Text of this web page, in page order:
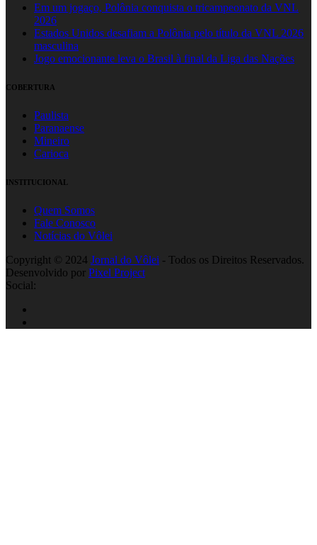
Em um jogaço, Polônia conquista o tricampeonato da VNL
2026
Estados Unidos desafiam a Polônia pelo título da VNL 2026
masculina
Jogo emocionante leva o Brasil à final da Liga das Nações
COBERTURA
Paulista
Paranaense
Mineiro
Carioca
INSTITUCIONAL
Quem Somos
Fale Conosco
Notícias do Vôlei
Copyright © 2024 Jornal do Vôlei - Todos os Direitos Reservados.
Desenvolvido por Pixel Project
Social: